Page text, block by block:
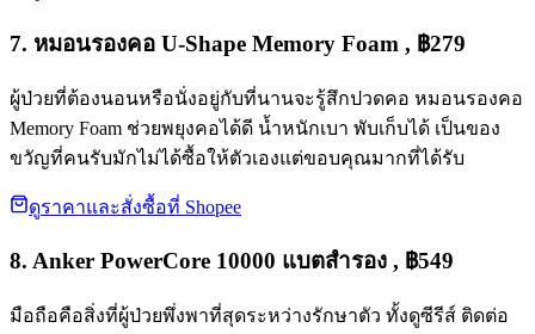
7. หมอนรองคอ U-Shape Memory Foam , ฿279
ผู้ป่วยที่ต้องนอนหรือนั่งอยู่กับที่นานจะรู้สึกปวดคอ หมอนรองคอ
Memory Foam ช่วยพยุงคอได้ดี น้ำหนักเบา พับเก็บได้ เป็นของ
ขวัญที่คนรับมักไม่ได้ซื้อให้ตัวเองแต่ขอบคุณมากที่ได้รับ
ดูราคาและสั่งซื้อที่ Shopee
8. Anker PowerCore 10000 แบตสำรอง , ฿549
มือถือคือสิ่งที่ผู้ป่วยพึ่งพาที่สุดระหว่างรักษาตัว ทั้งดูซีรีส์ ติดต่อ